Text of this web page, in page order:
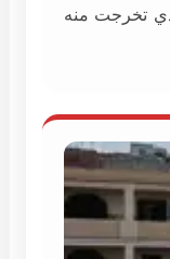
تخرجت منه